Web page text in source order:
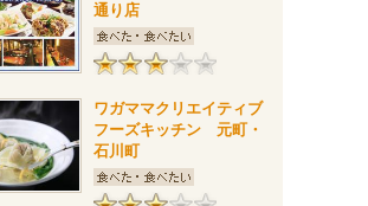
通り店
ワガママクリエイティブ
フーズキッチン 元町・
石川町